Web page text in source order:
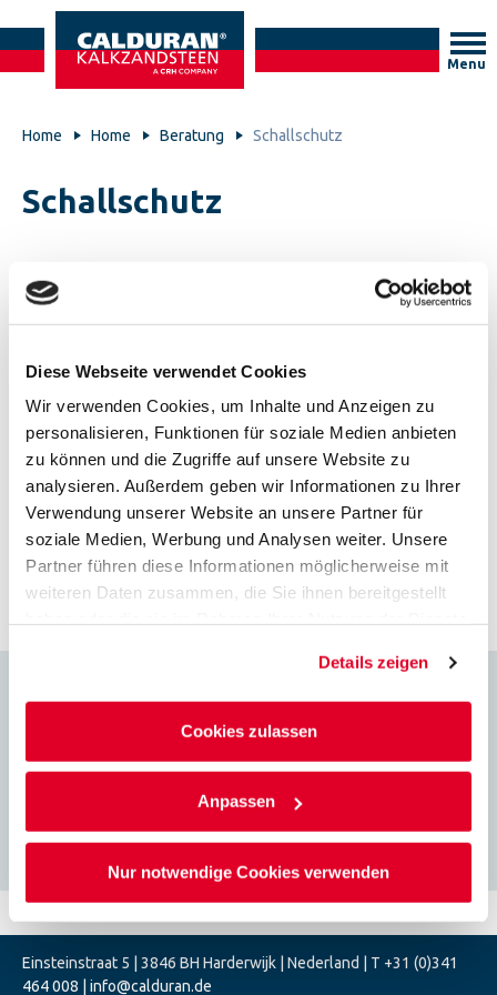
Diese Webseite verwendet Cookies
Wir verwenden Cookies, um Inhalte und Anzeigen zu
personalisieren, Funktionen für soziale Medien anbieten
zu können und die Zugriffe auf unsere Website zu
analysieren. Außerdem geben wir Informationen zu Ihrer
Verwendung unserer Website an unsere Partner für
soziale Medien, Werbung und Analysen weiter. Unsere
Partner führen diese Informationen möglicherweise mit
weiteren Daten zusammen, die Sie ihnen bereitgestellt
Details zeigen
Cookies zulassen
Anpassen
Nur notwendige Cookies verwenden
Menu
Home Home Beratung Schallschutz
Schallschutz
Einschalige Wände Planelemente
Einschalige Wände Hochleistungs-
Planelemente
Brandschutz Kalksandsteine
Einsteinstraat 5 | 3846 BH Harderwijk | Nederland | T +31 (0)341
464 008 | info@calduran.de